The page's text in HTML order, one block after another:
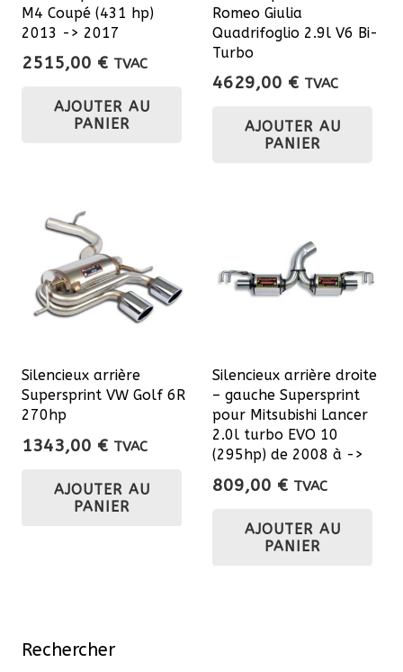
M4 Coupé (431 hp)
2013 -> 2017
2515,00 € TVAC
AJOUTER AU
PANIER
Romeo Giulia
Quadrifoglio 2.9l V6 Bi-
Turbo
4629,00 € TVAC
AJOUTER AU
PANIER
Silencieux arrière
Supersprint VW Golf 6R
270hp
1343,00 € TVAC
AJOUTER AU
PANIER
Silencieux arrière droite
– gauche Supersprint
pour Mitsubishi Lancer
2.0l turbo EVO 10
(295hp) de 2008 à ->
809,00 € TVAC
AJOUTER AU
PANIER
Rechercher